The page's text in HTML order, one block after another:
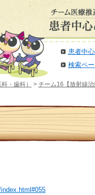
患者中
検索ペ
・歯科） > チーム16【放射線治